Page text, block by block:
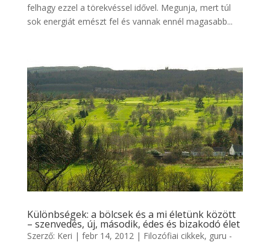
felhagy ezzel a törekvéssel idővel. Megunja, mert túl
sok energiát emészt fel és vannak ennél magasabb...
Különbségek: a bölcsek és a mi életünk között
– szenvedés, új, második, édes és bizakodó élet
Szerző: Keri | febr 14, 2012| Filozófiai cikkek, guru -